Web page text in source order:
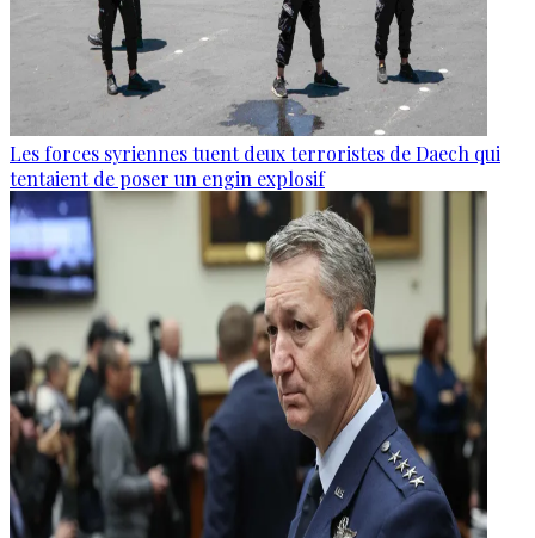
Les forces syriennes tuent deux terroristes de Daech qui
tentaient de poser un engin explosif